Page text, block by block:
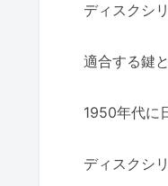
ディスクシ
適合する鍵
1950年代に
ディスクシ